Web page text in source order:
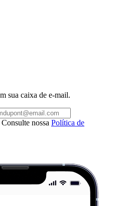
sua caixa de e-mail.
nossa Política de